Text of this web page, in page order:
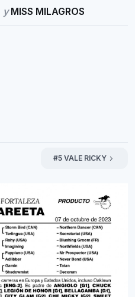
yMISS MILAGROS
#5 VALE RICKY